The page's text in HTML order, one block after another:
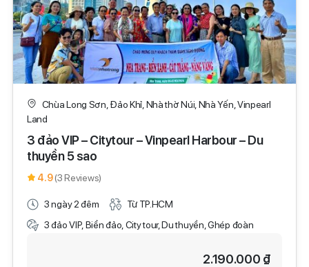
Chùa Long Sơn, Đảo Khỉ, Nhà thờ Núi, Nhà Yến, Vinpearl
Land
3 đảo VIP – Citytour – Vinpearl Harbour – Du
thuyền 5 sao
4.9(3 Reviews)
3 ngày 2 đêm
Từ TP.HCM
3 đảo VIP, Biển đảo, City tour, Du thuyền, Ghép đoàn
2.190.000 ₫